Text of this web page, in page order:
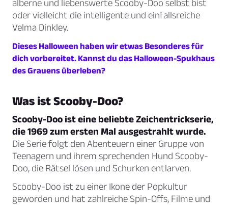
alberne und liebenswerte Scooby-Doo selbst bist
oder vielleicht die intelligente und einfallsreiche
Velma Dinkley.
Dieses Halloween haben wir etwas Besonderes für
dich vorbereitet. Kannst du das Halloween-Spukhaus
des Grauens überleben?
Was ist Scooby-Doo?
Scooby-Doo ist eine beliebte Zeichentrickserie,
die 1969 zum ersten Mal ausgestrahlt wurde.
Die Serie folgt den Abenteuern einer Gruppe von
Teenagern und ihrem sprechenden Hund Scooby-
Doo, die Rätsel lösen und Schurken entlarven.
Scooby-Doo ist zu einer Ikone der Popkultur
geworden und hat zahlreiche Spin-Offs, Filme und